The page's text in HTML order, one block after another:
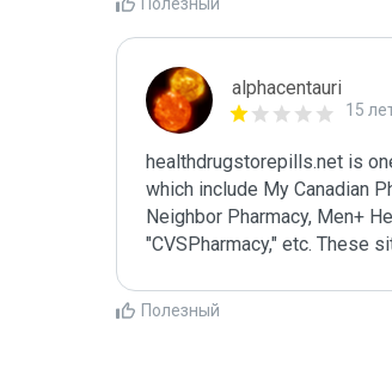
alphacentauri
15
healthdrugstorepills.net is
which include My Canadian
Neighbor Pharmacy, Men+
"CVSPharmacy," etc. These
Полезный